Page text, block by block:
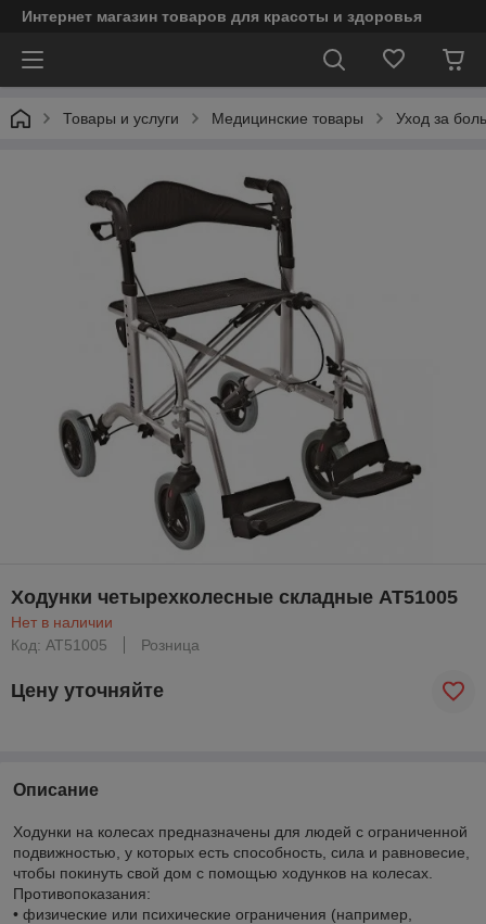
Интернет магазин товаров для красоты и здоровья
Товары и услуги Медицинские товары Уход за
Ходунки четырехколесные складные АТ51005
Нет в наличии
Код: АТ51005
Розница
Цену уточняйте
Описание
Ходунки на колесах предназначены для людей с ограниченной
подвижностью, у которых есть способность, сила и равновесие,
чтобы покинуть свой дом с помощью ходунков на колесах.
Противопоказания:
• физические или психические ограничения (например,